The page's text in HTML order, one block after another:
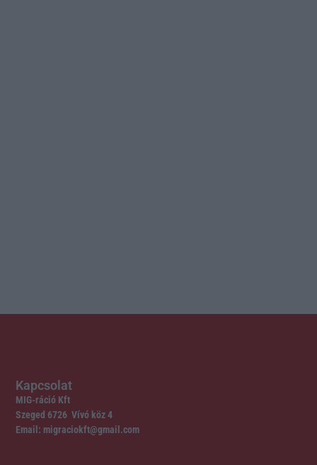
Kapcsolat
MIG-ráció Kft
Szeged 6726 Vívó köz 4
Email: migraciokft@gmail.com